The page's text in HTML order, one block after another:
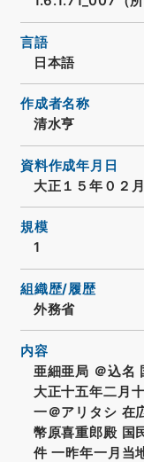
言語
日本語
作成者名称
清水亨
資料作成年月日
大正１５年０２
規模
1
組織歴/履歴
外務省
内容
亜細亜局 ＠込名
大正十五年二月
一＠アリタシ 在
幣原喜重郎殿 国
件 一昨年一月当